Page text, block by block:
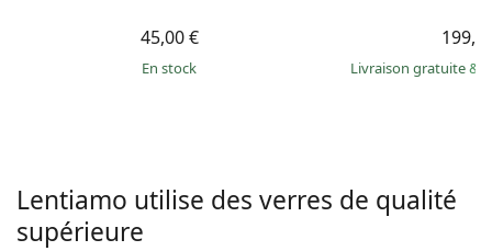
45,00 €
en stock Livraison gratuite&
Lentiamo utilise des verres de qualité
supérieure